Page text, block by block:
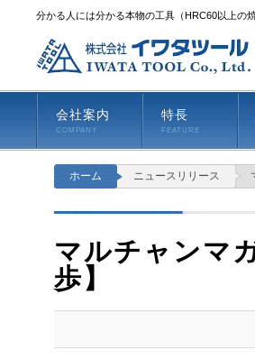
分かる人には分かる本物の工具（HRC60以上の
会社案内
COMPANY
特長
FEATURE
ホーム ニュースリリース
マルチャンマ
歩】